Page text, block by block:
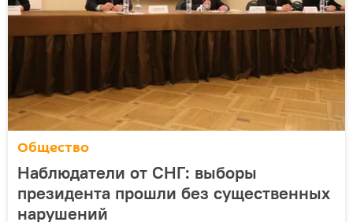
Общество
Наблюдатели от СНГ: выборы
президента прошли без существенных
нарушений